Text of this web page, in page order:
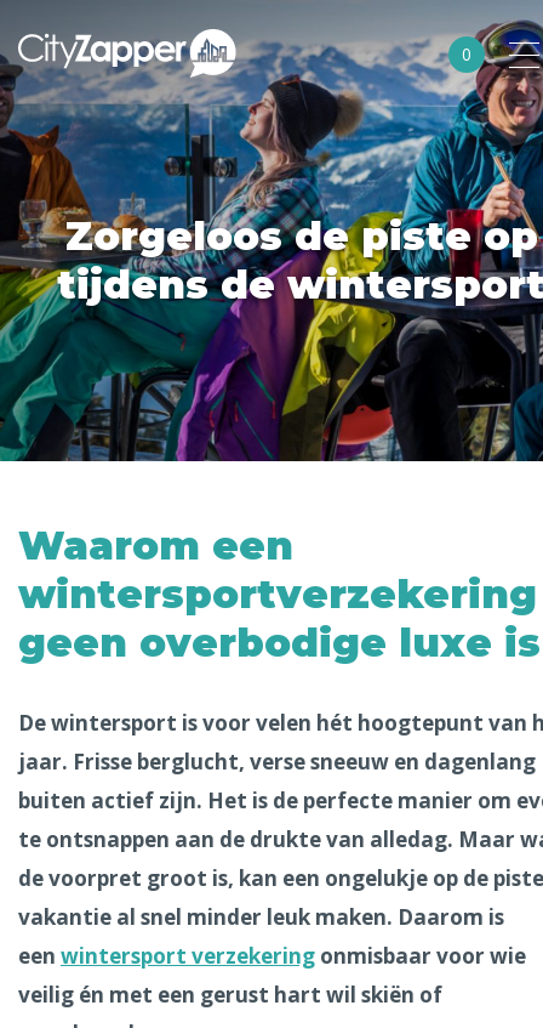
0
Alle steden
Nederland
België
Duitsland
Europa
Noord-Amerika
Azië
Andere wereldsteden
Alle steden
Phoenix
Dresden
Zorgeloos de piste op
tijdens de
Waarom een
wintersportverzekering
geen overbodige luxe is
De wintersport is voor velen hét hoogtepunt van
jaar. Frisse berglucht, verse sneeuw en dagenlang
buiten actief zijn. Het is de perfecte manier om
te ontsnappen aan de drukte van alledag. Maar
de voorpret groot is, kan een ongelukje op de
vakantie al snel minder leuk maken. Daarom is
een wintersport verzekering onmisbaar voor wie
veilig én met een gerust hart wil skiën of